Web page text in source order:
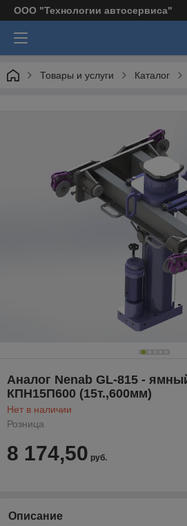
ООО "Технологии автосервиса"
Товары и услуги Каталог
Аналог Nenab GL-815 -
КПН15П600 (15т.,600мм)
Нет в наличии
Розница
8 174,50 руб.
Описание